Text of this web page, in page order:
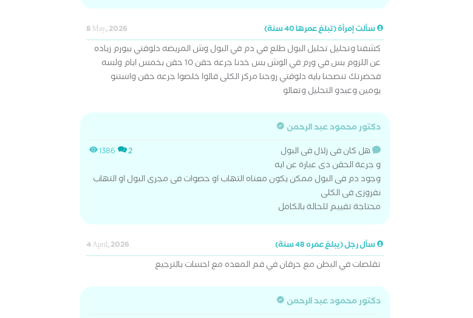
سألت إمرأة (تبلغ عمرها 40 سنة) 8 May, 2026
كشفنا وتحليل تحليل البول طلع في دم في البول وش المريضه دلوقتي بيورم زياده
عن اللزوم بس في ورم في الوش بس خدنا جرعه حقن 10 حقن بخمس ايام ولسه
فحضرتك تنصحنا بايه دلوقتي روحنا مركز الكلى قالوا خلصوا جرعه حقن واستنو
يومين وعيدو التحليل وتعالو
دكتور محمود عبد الرحمن
1386 2
هل كان فى زلال فى البول
و جرعة الحقن دى عبارة عن ايه
وجود دم فى البول ممكن يكون معناه التهاب او حصوات فى مجرى البول او التهاب
نفروزى فى الكلى
محتاجة تقييم للحالة بالكامل
سأل رجل (يبلغ عمره 48 سنة) 4 April, 2026
تقلصات في البطن مع حرقان في فم المعده مع احسات بالترجيع
دكتور محمود عبد الرحمن